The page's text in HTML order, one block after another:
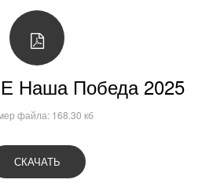
Победа 2025
файла: 168.30 кб
СКАЧАТЬ